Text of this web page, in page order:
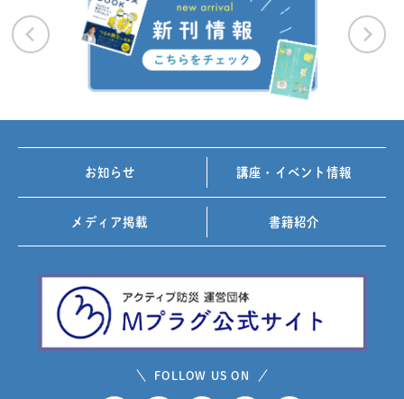
お知らせ 講座・イベント情報
メディア掲載 書籍紹介
FOLLOW US ON